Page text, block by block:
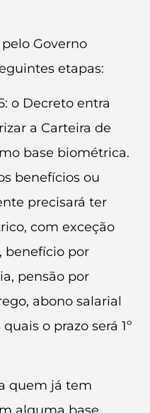
Governo
etapas:
o Decreto entra
a Carteira de
base biométrica.
benefícios ou
precisará ter
com exceção
benefício por
pensão por
abono salarial
o prazo será 1º
quem já tem